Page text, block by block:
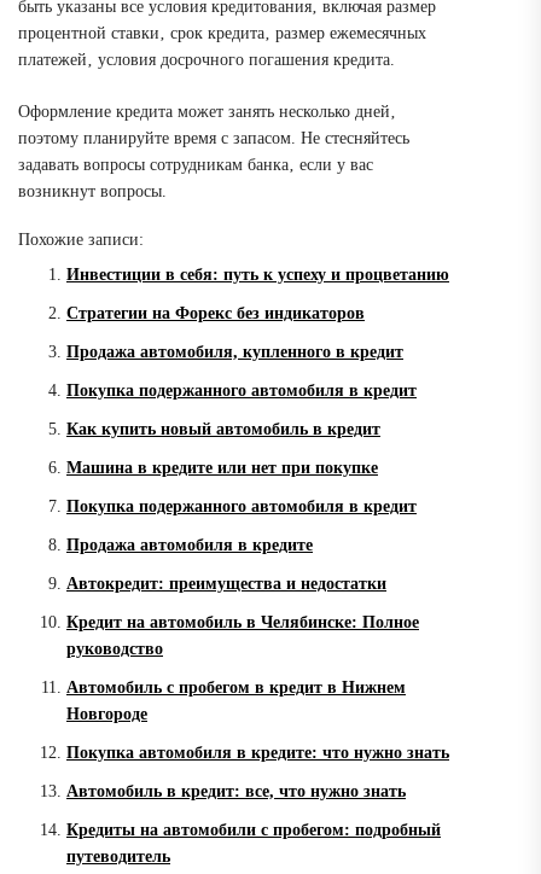
быть указаны все условия кредитования‚ включая размер
процентной ставки‚ срок кредита‚ размер ежемесячных
платежей‚ условия досрочного погашения кредита.
Оформление кредита может занять несколько дней‚
поэтому планируйте время с запасом. Не стесняйтесь
задавать вопросы сотрудникам банка‚ если у вас
возникнут вопросы.
Похожие записи:
Инвестиции в себя: путь к успеху и процветанию
Стратегии на Форекс без индикаторов
Продажа автомобиля, купленного в кредит
Покупка подержанного автомобиля в кредит
Как купить новый автомобиль в кредит
Машина в кредите или нет при покупке
Покупка подержанного автомобиля в кредит
Продажа автомобиля в кредите
Автокредит: преимущества и недостатки
Кредит на автомобиль в Челябинске: Полное
руководство
Автомобиль с пробегом в кредит в Нижнем
Новгороде
Покупка автомобиля в кредите: что нужно знать
Автомобиль в кредит: все, что нужно знать
Кредиты на автомобили с пробегом: подробный
путеводитель